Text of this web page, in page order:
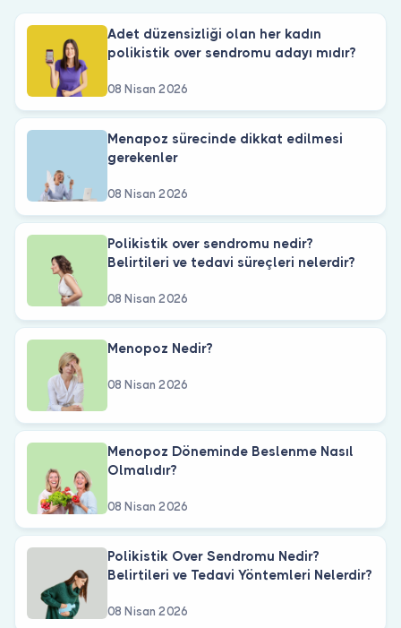
Adet düzensizliği olan her kadın
polikistik over sendromu adayı mıdır?
08 Nisan 2026
Menapoz sürecinde dikkat edilmesi
gerekenler
08 Nisan 2026
Polikistik over sendromu nedir?
Belirtileri ve tedavi süreçleri nelerdir?
08 Nisan 2026
Menopoz Nedir?
08 Nisan 2026
Menopoz Döneminde Beslenme Nasıl
Olmalıdır?
08 Nisan 2026
Polikistik Over Sendromu Nedir?
Belirtileri ve Tedavi Yöntemleri Nelerdir?
08 Nisan 2026